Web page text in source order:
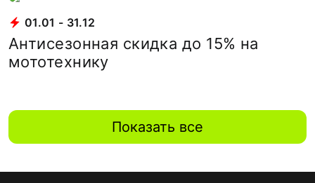
01.01 - 31.12
Антисезонная скидка до 15% на
мототехнику
Показать все